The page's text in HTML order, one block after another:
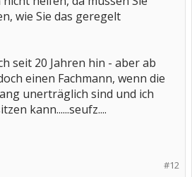
wie Sie das geregelt
seit 20 Jahren hin - aber ab
einen Fachmann, wenn die
unerträglich sind und ich
kann......seufz....
#12